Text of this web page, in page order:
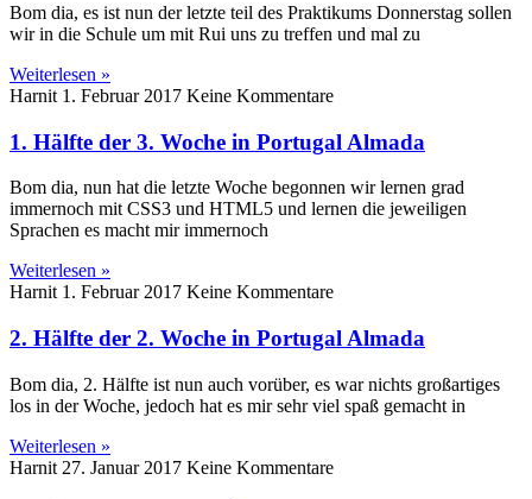
Bom dia, es ist nun der letzte teil des Praktikums Donnerstag sollen
wir in die Schule um mit Rui uns zu treffen und mal zu
Weiterlesen »
Harnit 1. Februar 2017 Keine Kommentare
1. Hälfte der 3. Woche in Portugal Almada
Bom dia, nun hat die letzte Woche begonnen wir lernen grad
immernoch mit CSS3 und HTML5 und lernen die jeweiligen
Sprachen es macht mir immernoch
Weiterlesen »
Harnit 1. Februar 2017 Keine Kommentare
2. Hälfte der 2. Woche in Portugal Almada
Bom dia, 2. Hälfte ist nun auch vorüber, es war nichts großartiges
los in der Woche, jedoch hat es mir sehr viel spaß gemacht in
Weiterlesen »
Harnit 27. Januar 2017 Keine Kommentare